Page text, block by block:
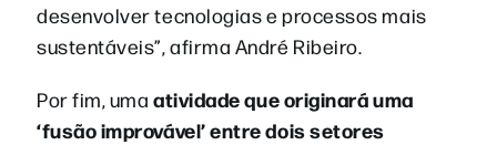
desenvolver tecnologias e processos mais
sustentáveis”, afirma André Ribeiro.
Por fim, umaatividade que originará uma
‘fusão improvável’ entre dois setores